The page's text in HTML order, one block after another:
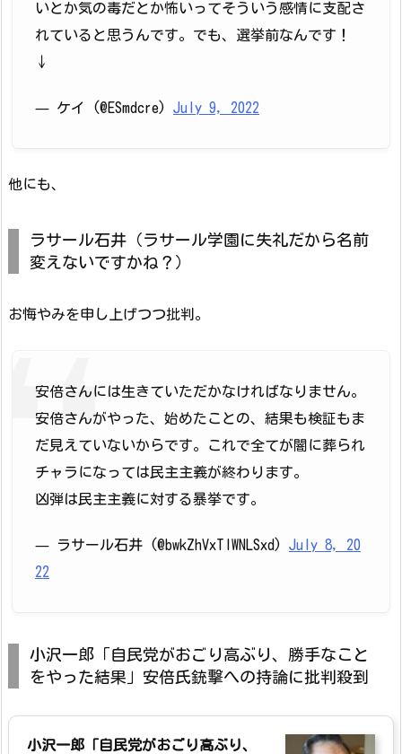
いとか気の毒だとか怖いってそういう感情に支配さ
れていると思うんです。でも、選挙前なんです！
↓
— ケイ (@ESmdcre) July 9, 2022
他にも、
ラサール石井（ラサール学園に失礼だから名前
変えないですかね？）
お悔やみを申し上げつつ批判。
安倍さんには生きていただかなければなりません。
安倍さんがやった、始めたことの、結果も検証もま
だ見えていないからです。これで全てが闇に葬られ
チャラになっては民主主義が終わります。
凶弾は民主主義に対する暴挙です。
— ラサール石井 (@bwkZhVxTlWNLSxd) July 8, 20
22
小沢一郎「自民党がおごり高ぶり、勝手なこと
をやった結果」安倍氏銃撃への持論に批判殺到
小沢一郎「自民党がおごり高ぶり、